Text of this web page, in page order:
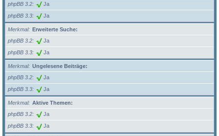
phpBB 3.2
Ja
phpBB 3.3 Ja
Merkmal
Erweiterte Suche:
phpBB 3.2
Ja
phpBB 3.3 Ja
Merkmal
Ungelesene Beiträge:
phpBB 3.2
Ja
phpBB 3.3 Ja
Merkmal
Aktive Themen:
phpBB 3.2
Ja
phpBB 3.3 Ja